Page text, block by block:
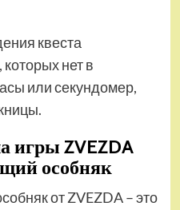
квеста
нет в
или секундомер,
игры ZVEZDA
особняк
от ZVEZDA – это